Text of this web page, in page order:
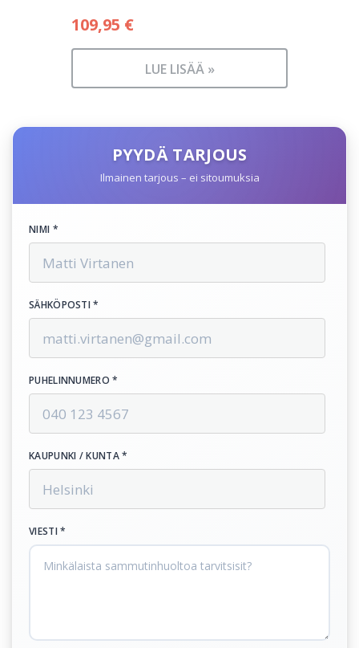
109,95 €
LUE LISÄÄ »
PYYDÄ TARJOUS
Ilmainen tarjous – ei sitoumuksia
NIMI *
SÄHKÖPOSTI *
PUHELINNUMERO *
KAUPUNKI / KUNTA *
VIESTI *